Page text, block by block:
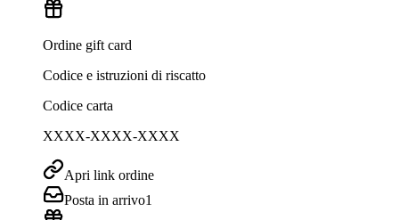
Ordine gift card
Codice e istruzioni di riscatto
Codice carta
XXXX-XXXX-XXXX
Apri link ordine
Posta in arrivo1